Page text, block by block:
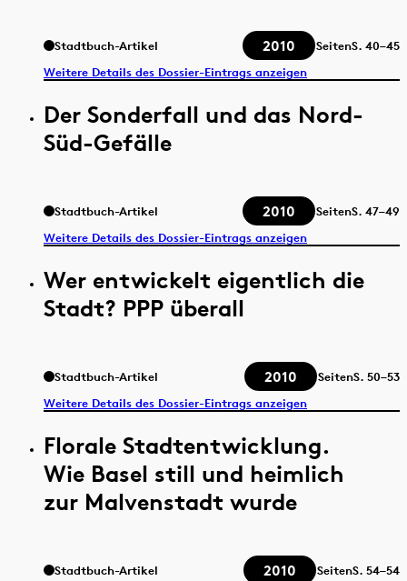
Stadtbuch-Artikel 2010 SeitenS. 40–45
Weitere Details des Dossier-Eintrags anzeigen
Der Sonderfall und das Nord-
Süd-Gefälle
Stadtbuch-Artikel 2010 SeitenS. 47–49
Weitere Details des Dossier-Eintrags anzeigen
Wer entwickelt eigentlich die
Stadt? PPP überall
Stadtbuch-Artikel 2010 SeitenS. 50–53
Weitere Details des Dossier-Eintrags anzeigen
Florale Stadtentwicklung.
Wie Basel still und heimlich
zur Malvenstadt wurde
Stadtbuch-Artikel 2010 SeitenS. 54–54